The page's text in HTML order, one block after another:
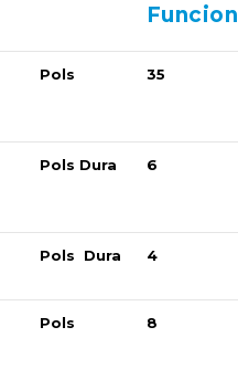
Pols 35
Pols Dura 6
Pols Dura 4
Pols 8